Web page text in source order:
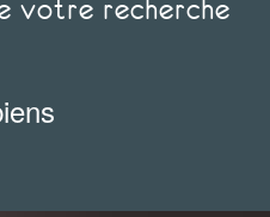
votre recherche